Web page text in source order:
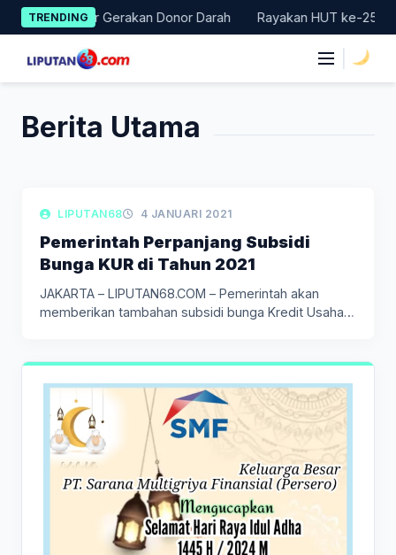
Skip
to
content
TRENDING
Gelar Gerakan Donor Darah Rayakan HUT ke-25,
Berita Utama
LIPUTAN EKONOMI & KEUANGAN
LIPUTAN68 4 JANUARI 2021
Pemerintah Perpanjang Subsidi
Bunga KUR di Tahun 2021
JAKARTA – LIPUTAN68.COM – Pemerintah akan
memberikan tambahan subsidi bunga Kredit Usaha…